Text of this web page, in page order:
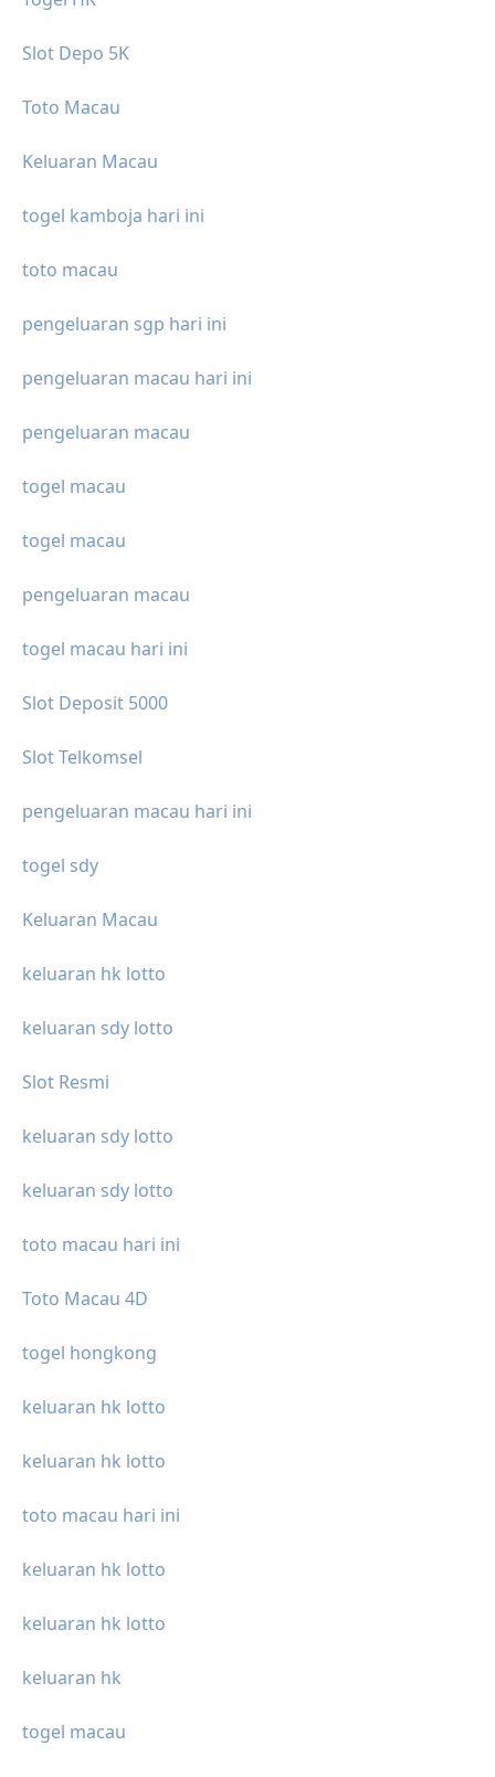
Slot Depo 5K
Toto Macau
Keluaran Macau
togel kamboja hari ini
toto macau
pengeluaran sgp hari ini
pengeluaran macau hari ini
pengeluaran macau
togel macau
togel macau
pengeluaran macau
togel macau hari ini
Slot Deposit 5000
Slot Telkomsel
pengeluaran macau hari ini
togel sdy
Keluaran Macau
keluaran hk lotto
keluaran sdy lotto
Slot Resmi
keluaran sdy lotto
keluaran sdy lotto
toto macau hari ini
Toto Macau 4D
togel hongkong
keluaran hk lotto
keluaran hk lotto
toto macau hari ini
keluaran hk lotto
keluaran hk lotto
keluaran hk
togel macau